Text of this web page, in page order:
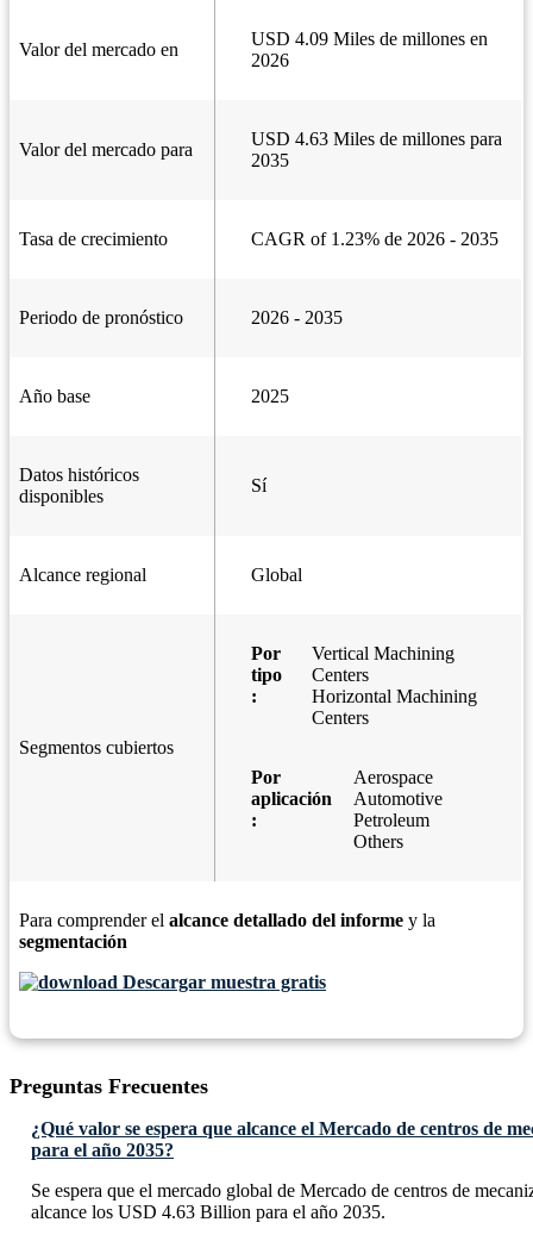
Valor del mercado en
USD 4.09 Miles de millones en
2026
Valor del mercado para
USD 4.63 Miles de millones para
2035
Tasa de crecimiento CAGR of 1.23% de 2026 - 2035
Periodo de pronóstico 2026 - 2035
Año base 2025
Datos históricos
disponibles
Sí
Alcance regional Global
Segmentos cubiertos
Por
tipo
:
Vertical Machining
Centers
Horizontal Machining
Centers
Por
aplicación
:
Aerospace
Automotive
Petroleum
Others
Para comprender el alcance detallado del informe y la
segmentación
Descargar muestra gratis
Preguntas Frecuentes
¿Qué valor se espera que alcance el Mercado de centros de
para el año 2035?
Se espera que el mercado global de Mercado de centros de
alcance los USD 4.63 Billion para el año 2035.